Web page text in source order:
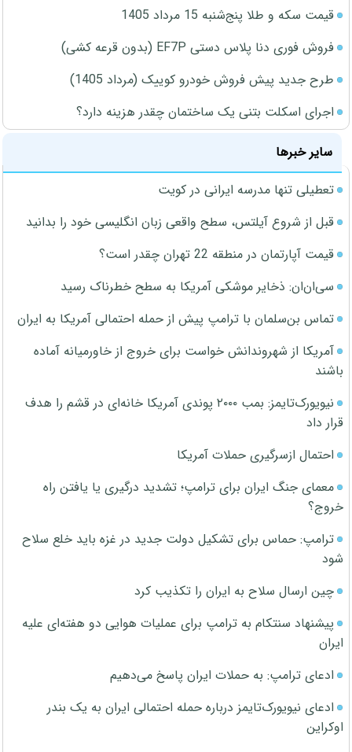
قیمت سکه و طلا پنج‌شنبه 15 مرداد 1405
فروش فوری دنا پلاس دستی EF7P (بدون قرعه کشی)
طرح جدید پیش فروش خودرو کوییک (مرداد 1405)
اجرای اسکلت بتنی یک ساختمان چقدر هزینه دارد؟
سایر خبرها
تعطیلی تنها مدرسه ایرانی در کویت
قبل از شروع آیلتس، سطح واقعی زبان انگلیسی خود را بدانید
قیمت آپارتمان در منطقه 22 تهران چقدر است؟
سی‌ان‌ان: ذخایر موشکی آمریکا به سطح خطرناک رسید
تماس بن‌سلمان با ترامپ پیش از حمله احتمالی آمریکا به ایران
آمریکا از شهروندانش خواست برای خروج از خاورمیانه آماده
باشند
نیویورک‌تایمز: بمب ۲۰۰۰ پوندی آمریکا خانه‌ای در قشم را هدف
قرار داد
احتمال ازسرگیری حملات آمریکا
معمای جنگ ایران برای ترامپ؛ تشدید درگیری یا یافتن راه
خروج؟
ترامپ: حماس برای تشکیل دولت جدید در غزه باید خلع سلاح
شود
چین ارسال سلاح به ایران را تکذیب کرد
پیشنهاد سنتکام به ترامپ برای عملیات هوایی دو هفته‌ای علیه
ایران
ادعای ترامپ: به حملات ایران پاسخ می‌دهیم
ادعای نیویورک‌تایمز درباره حمله احتمالی ایران به یک بندر
اوکراین